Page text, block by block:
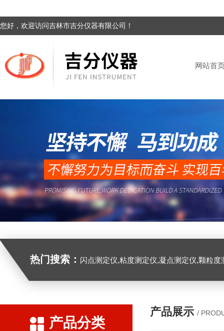
您好，欢迎访问吉林市吉分仪器有限公司！
网站首
热门搜索： 闪点测定仪,粘度测定仪,凝点测定仪,颗粒
产品分类
产品展示 /